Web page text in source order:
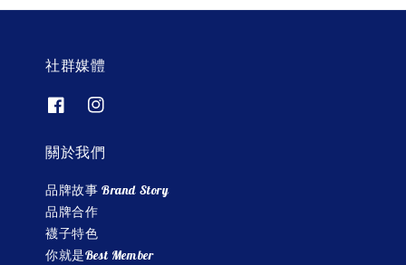
社群媒體
關於我們
品牌故事 Brand Story
品牌合作
襪子特色
你就是Best Member